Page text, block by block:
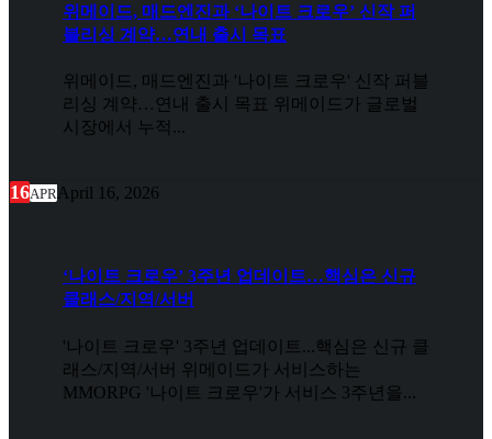
위메이드, 매드엔진과 ‘나이트 크로우’ 신작 퍼
블리싱 계약…연내 출시 목표
위메이드, 매드엔진과 '나이트 크로우' 신작 퍼블
리싱 계약…연내 출시 목표 위메이드가 글로벌
시장에서 누적...
16APRApril 16, 2026
‘나이트 크로우’ 3주년 업데이트…핵심은 신규
클래스/지역/서버
'나이트 크로우' 3주년 업데이트...핵심은 신규 클
래스/지역/서버 위메이드가 서비스하는
MMORPG '나이트 크로우'가 서비스 3주년을...